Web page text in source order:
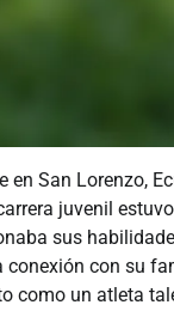
San Lorenzo,
juvenil
sus
con su
como un atleta